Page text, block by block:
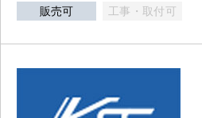
販売可 工事・取付可